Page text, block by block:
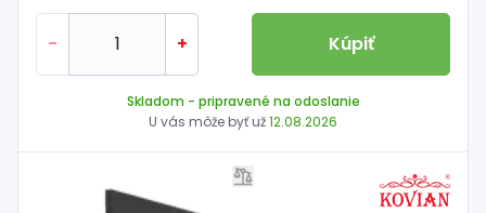
- + Kúpiť
Skladom - pripravené na odoslanie
U vás môže byť už12.08.2026